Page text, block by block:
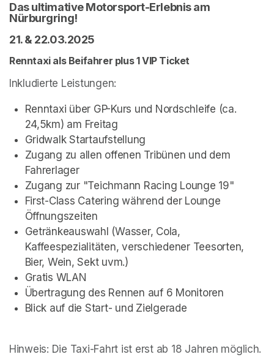
Das ultimative Motorsport-Erlebnis am
Nürburgring!
21. & 22.03.2025
Renntaxi als Beifahrer plus 1 VIP Ticket
Inkludierte Leistungen:
Renntaxi über GP-Kurs und Nordschleife (ca.
24,5km) am Freitag
Gridwalk Startaufstellung
Zugang zu allen offenen Tribünen und dem
Fahrerlager
Zugang zur "Teichmann Racing Lounge 19"
First-Class Catering während der Lounge
Öffnungszeiten
Getränkeauswahl (Wasser, Cola,
Kaffeespezialitäten, verschiedener Teesorten,
Bier, Wein, Sekt uvm.)
Gratis WLAN
Übertragung des Rennen auf 6 Monitoren
Blick auf die Start- und Zielgerade
Hinweis: Die Taxi-Fahrt ist erst ab 18 Jahren möglich.